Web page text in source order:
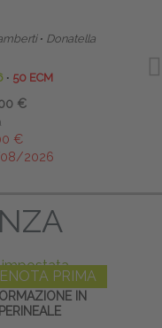
∙ Donatella
∙ 50 ECM
€
€
2026
PRIMA
IN